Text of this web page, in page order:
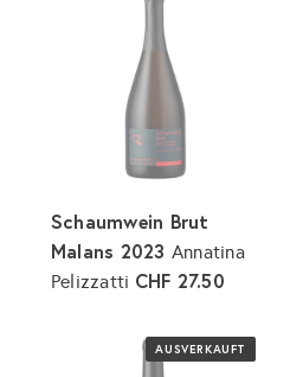
Schaumwein Brut
Malans 2023 Annatina
Pelizzatti CHF 27.50
AUSVERKAUFT